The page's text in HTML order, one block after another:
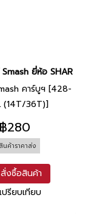
ยี่ห้อ SHARKY
คาร์บูฯ [428-
(14T/36T)]
฿280
นค้าราคาส่ง
สั่งซื้อสินค้า
เปรียบเทียบ